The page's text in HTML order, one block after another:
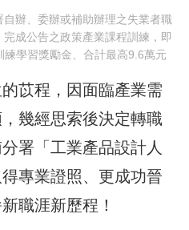
辦、委辦或補助辦理之失業者職
成公告之政策產業課程訓練，即
學習獎勵金、合計最高9.6萬元
苡程，因面臨產業需
幾經思索後決定轉職
署「工業產品設計人
專業證照、更成功晉
職涯新歷程！